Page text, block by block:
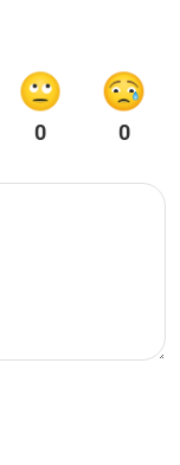
0 0